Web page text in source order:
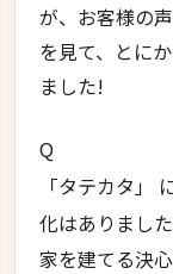
が、お客様の
を見て、とに
ました!
Q
「タテカタ」
化はありまし
家を建てる決